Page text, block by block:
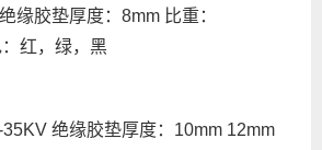
胶垫厚度：8mm 比重：
红，绿，黑
绝缘胶垫厚度：10mm 12mm